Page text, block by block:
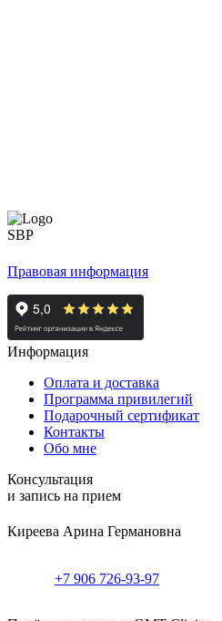
Правовая информация
Информация
Оплата и доставка
Программа привилегий
Подарочный сертификат
Контакты
Обо мне
Консультация
и запись на прием
Киреева Арина Германовна
+7 906 726-93-97